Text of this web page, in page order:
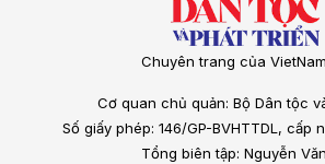
Chuyên trang của
Cơ quan chủ quản: Bộ Dân tộc
Số giấy phép: 146/GP-BVHTTDL, cấp
Tổng biên tập: Nguyễn